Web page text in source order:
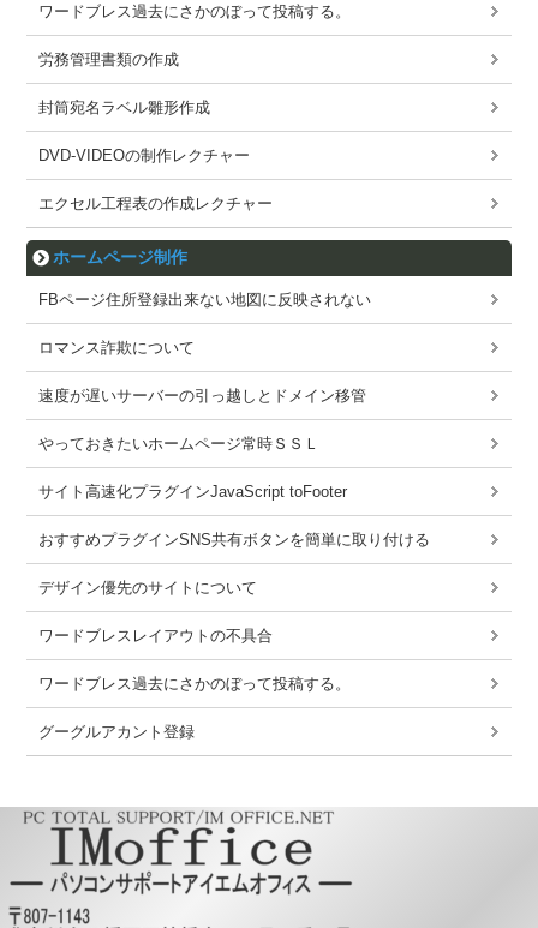
ワードブレス過去にさかのぼって投稿する。
労務管理書類の作成
封筒宛名ラベル雛形作成
DVD-VIDEOの制作レクチャー
エクセル工程表の作成レクチャー
ホームページ制作
FBページ住所登録出来ない地図に反映されない
ロマンス詐欺について
速度が遅いサーバーの引っ越しとドメイン移管
やっておきたいホームページ常時ＳＳＬ
サイト高速化プラグインJavaScript toFooter
おすすめプラグインSNS共有ボタンを簡単に取り付ける
デザイン優先のサイトについて
ワードブレスレイアウトの不具合
ワードブレス過去にさかのぼって投稿する。
グーグルアカント登録